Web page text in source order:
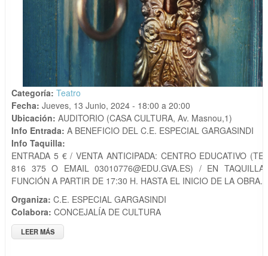
Categoría: Teatro
Fecha: Jueves, 13 Junio, 2024 - 18:00 a 20:00
Ubicación: AUDITORIO (CASA CULTURA, Av. Masnou,1)
Info Entrada: A BENEFICIO DEL C.E. ESPECIAL GARGASINDI
Info Taquilla:
ENTRADA 5 € / VENTA ANTICIPADA: CENTRO EDUCATIVO
816 375 O EMAIL 03010776@EDU.GVA.ES) / EN
FUNCIÓN A PARTIR DE 17:30 H. HASTA EL INICIO DE LA OBRA.
Organiza: C.E. ESPECIAL GARGASINDI
Colabora: CONCEJALÍA DE CULTURA
LEER MÁS
FORTALESA"